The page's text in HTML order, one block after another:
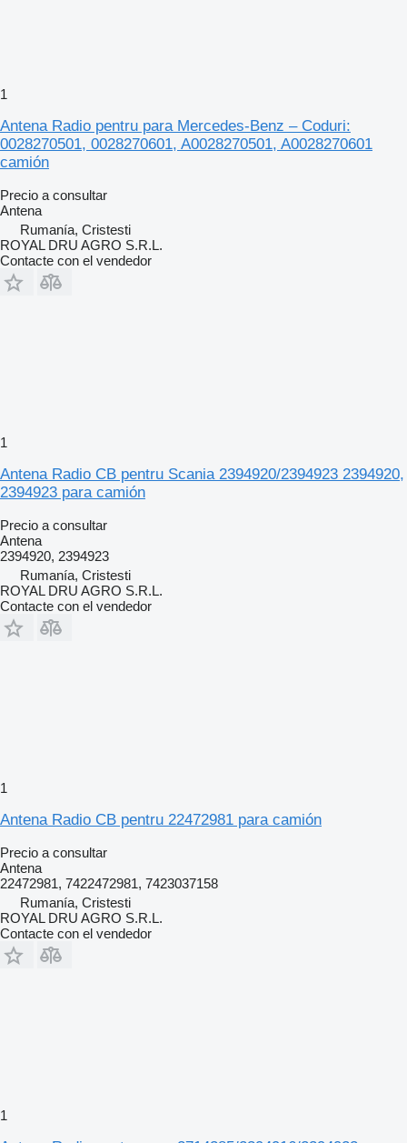
1
Antena Radio pentru para Mercedes-Benz – Coduri:
0028270501, 0028270601, A0028270501, A0028270601
camión
Precio a consultar
Antena
Rumanía, Cristesti
ROYAL DRU AGRO S.R.L.
Contacte con el vendedor
1
Antena Radio CB pentru Scania 2394920/2394923 2394920,
2394923 para camión
Precio a consultar
Antena
2394920, 2394923
Rumanía, Cristesti
ROYAL DRU AGRO S.R.L.
Contacte con el vendedor
1
Antena Radio CB pentru 22472981 para camión
Precio a consultar
Antena
22472981, 7422472981, 7423037158
Rumanía, Cristesti
ROYAL DRU AGRO S.R.L.
Contacte con el vendedor
1